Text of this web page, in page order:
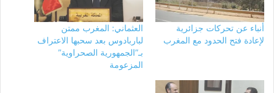
أنباء عن تحركات جزائرية
لإعادة فتح الحدود مع المغرب
العثماني: المغرب ممتن
لباربادوس بعد سحبها الاعتراف
بـ”الجمهورية الصحراوية”
المزعومة